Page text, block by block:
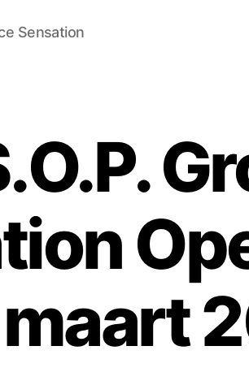
Sensation
maart